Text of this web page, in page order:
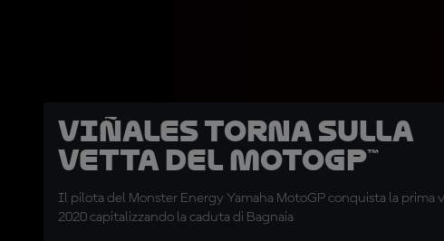
Viñales torna sulla
vetta del MotoGP™
Il pilota del Monster Energy Yamaha MotoGP conquista la prima
2020 capitalizzando la caduta di Bagnaia